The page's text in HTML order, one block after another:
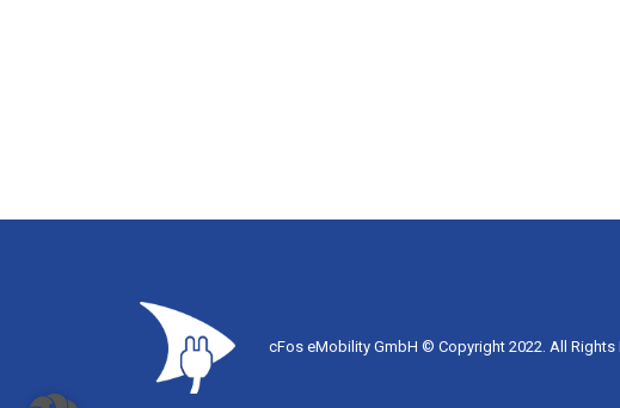
cFos eMobility GmbH © Copyright 2022. All Rights